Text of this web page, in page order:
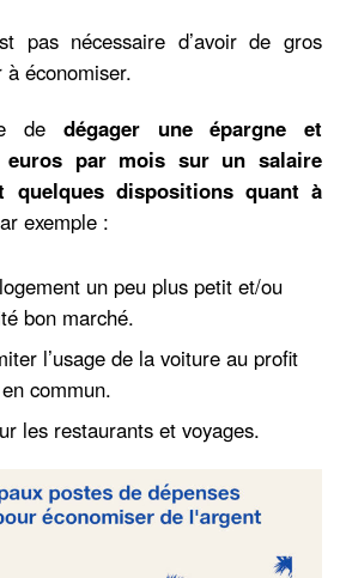
pas nécessaire d’avoir de gros
économiser.
de dégager une épargne et
euros par mois sur un salaire
quelques dispositions quant à
exemple :
un peu plus petit et/ou
bon marché.
l’usage de la voiture au profit
commun.
les restaurants et voyages.